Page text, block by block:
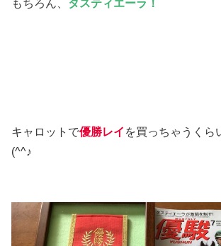
もちろん、 タスティエーラ！
キャロットで優勝レイ を買っちゃうくら
(^^♪